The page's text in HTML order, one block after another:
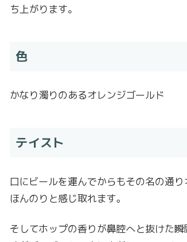
ち上がります。
色
かなり濁りのあるオレンジゴールド
テイスト
口にビールを運んでからもその名の通り
ほんのりと感じ取れます。
そしてホップの香りが鼻腔へと抜けた